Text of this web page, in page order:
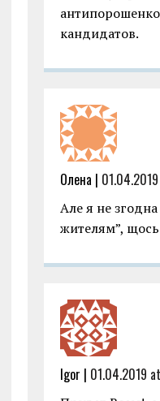
кандидатов.
Олена |
Але я не
жителям”,
Igor | 01.04.2019